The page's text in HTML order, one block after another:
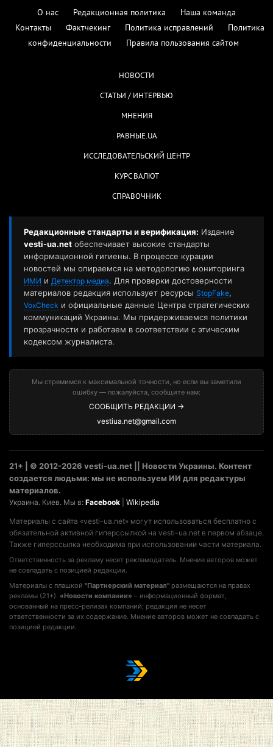
О нас Редакционная политика
Наша команда
Контакты
Фактчекинг Политика исправлений
Политика
конфиденциальности
Правила пользования сайтом
НОВОСТИ
СТАТЬИ / ИНТЕРВЬЮ
МНЕНИЯ
РАВНЫЕ.UA
ИССЛЕДОВАТЕЛЬСКИЙ ЦЕНТР
КУРС ВАЛЮТ
СПРАВОЧНИК
Редакционные стандарты и верификация: Издание
vesti-ua.net обеспечивает высокие стандарты
информационной гигиены. В процессе курации
новостей мы опираемся на методологию мониторинга
ИМИ и Детектор медиа. Для проверки достоверности
материалов редакция использует ресурсы StopFake,
VoxCheck и официальные данные Центра стратегических
коммуникаций Украины. Мы придерживаемся политики
прозрачности и работаем в соответствии с этическим
кодексом журналиста.
Мы стремимся к максимальной точности, но если вы заметили
ошибку — пожалуйста, сообщите нам:
СООБЩИТЬ РЕДАКЦИИ →
vestiua.net@gmail.com
21+ | © 2012-2026 vesti-ua.net || Новости Украины. Контент
создается людьми: мы не используем ИИ для редактуры
материалов.
Украина. Киев. Мы в: Facebook Wikipedia
Материалы с сайта «vesti-ua.net» могут использоваться бесплатно с
обязательной активной гиперссылкой на vesti-ua.net в первом абзаце.
Также гиперссылка необходима при использовании части материала.
Ответственность за рекламу несет рекламодатель. Мнение авторов может
не совпадать с позицией редакции.
Материалы с плашкой "Партнерский материал" размещаются на правах
рекламы (21+). «Новости компании» – информационный формат,
основанный на пресс-релизах компаний; редакция не несет
ответственности за их содержание. Мнение авторов может не совпадать с
позицией редакции.